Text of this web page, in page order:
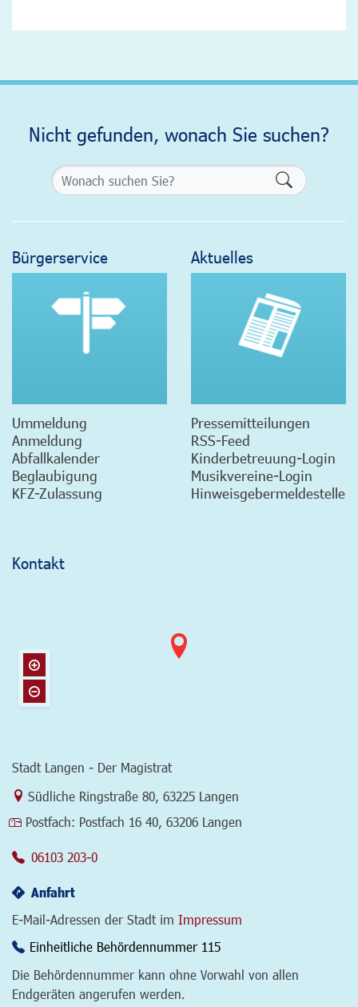
Nicht gefunden, wonach Sie suchen?
Bürgerservice
Ummeldung
Anmeldung
Abfallkalender
Beglaubigung
KFZ-Zulassung
Aktuelles
Pressemitteilungen
RSS-Feed
Kinderbetreuung-Login
Musikvereine-Login
Hinweisgebermeldestelle
Kontakt
Stadt Langen - Der Magistrat
Link zur Google-Maps Navigation
Südliche Ringstraße 80 63225 Langen
Postfach: Postfach 16 40, 63206 Langen
06103 203-0
Anfahrt
E-Mail-Adressen der Stadt im Impressum
Einheitliche Behördennummer 115
Die Behördennummer kann ohne Vorwahl von allen
Endgeräten angerufen werden.